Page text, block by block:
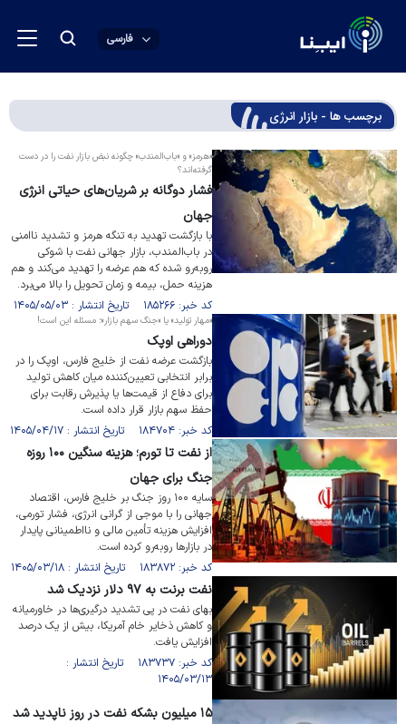
فارسی
برچسب ها - بازار انرژی
«هرمز» و «باب‌المندب» چگونه نبض بازار نفت را در دست
گرفته‌اند؟
فشار دوگانه بر شریان‌های حیاتی انرژی
جهان
با بازگشت تهدید به تنگه هرمز و تشدید ناامنی
در باب‌المندب، بازار جهانی نفت با شوکی
روبه‌رو شده که هم عرضه را تهدید می‌کند و هم
هزینه حمل، بیمه و زمان تحویل را بالا می‌برد.
کد خبر: ۱۸۵۲۶۶ تاریخ انتشار : ۱۴۰۵/۰۵/۰۳
«مهار تولید» یا «جنگ سهم بازار»؛ مسئله این است!
دوراهی اوپک
بازگشت عرضه نفت از خلیج فارس، اوپک را در
برابر انتخابی تعیین‌کننده میان کاهش تولید
برای دفاع از قیمت‌ها یا پذیرش رقابت برای
حفظ سهم بازار قرار داده است.
کد خبر: ۱۸۴۷۰۴ تاریخ انتشار : ۱۴۰۵/۰۴/۱۷
از نفت تا تورم؛ هزینه سنگین ۱۰۰ روزه
جنگ برای جهان
سایه ۱۰۰ روز جنگ بر خلیج فارس، اقتصاد
جهانی را با موجی از گرانی انرژی، فشار تورمی،
افزایش هزینه تأمین مالی و نااطمینانی پایدار
در بازارها روبه‌رو کرده است.
کد خبر: ۱۸۳۸۷۲ تاریخ انتشار : ۱۴۰۵/۰۳/۱۸
نفت برنت به ۹۷ دلار نزدیک شد
بهای نفت در پی تشدید درگیری‌ها در خاورمیانه
و کاهش ذخایر خام آمریکا، بیش از یک درصد
افزایش یافت.
کد خبر: ۱۸۳۷۳۷ تاریخ انتشار :
۱۴۰۵/۰۳/۱۳
۱۵ میلیون بشکه نفت در روز ناپدید شد